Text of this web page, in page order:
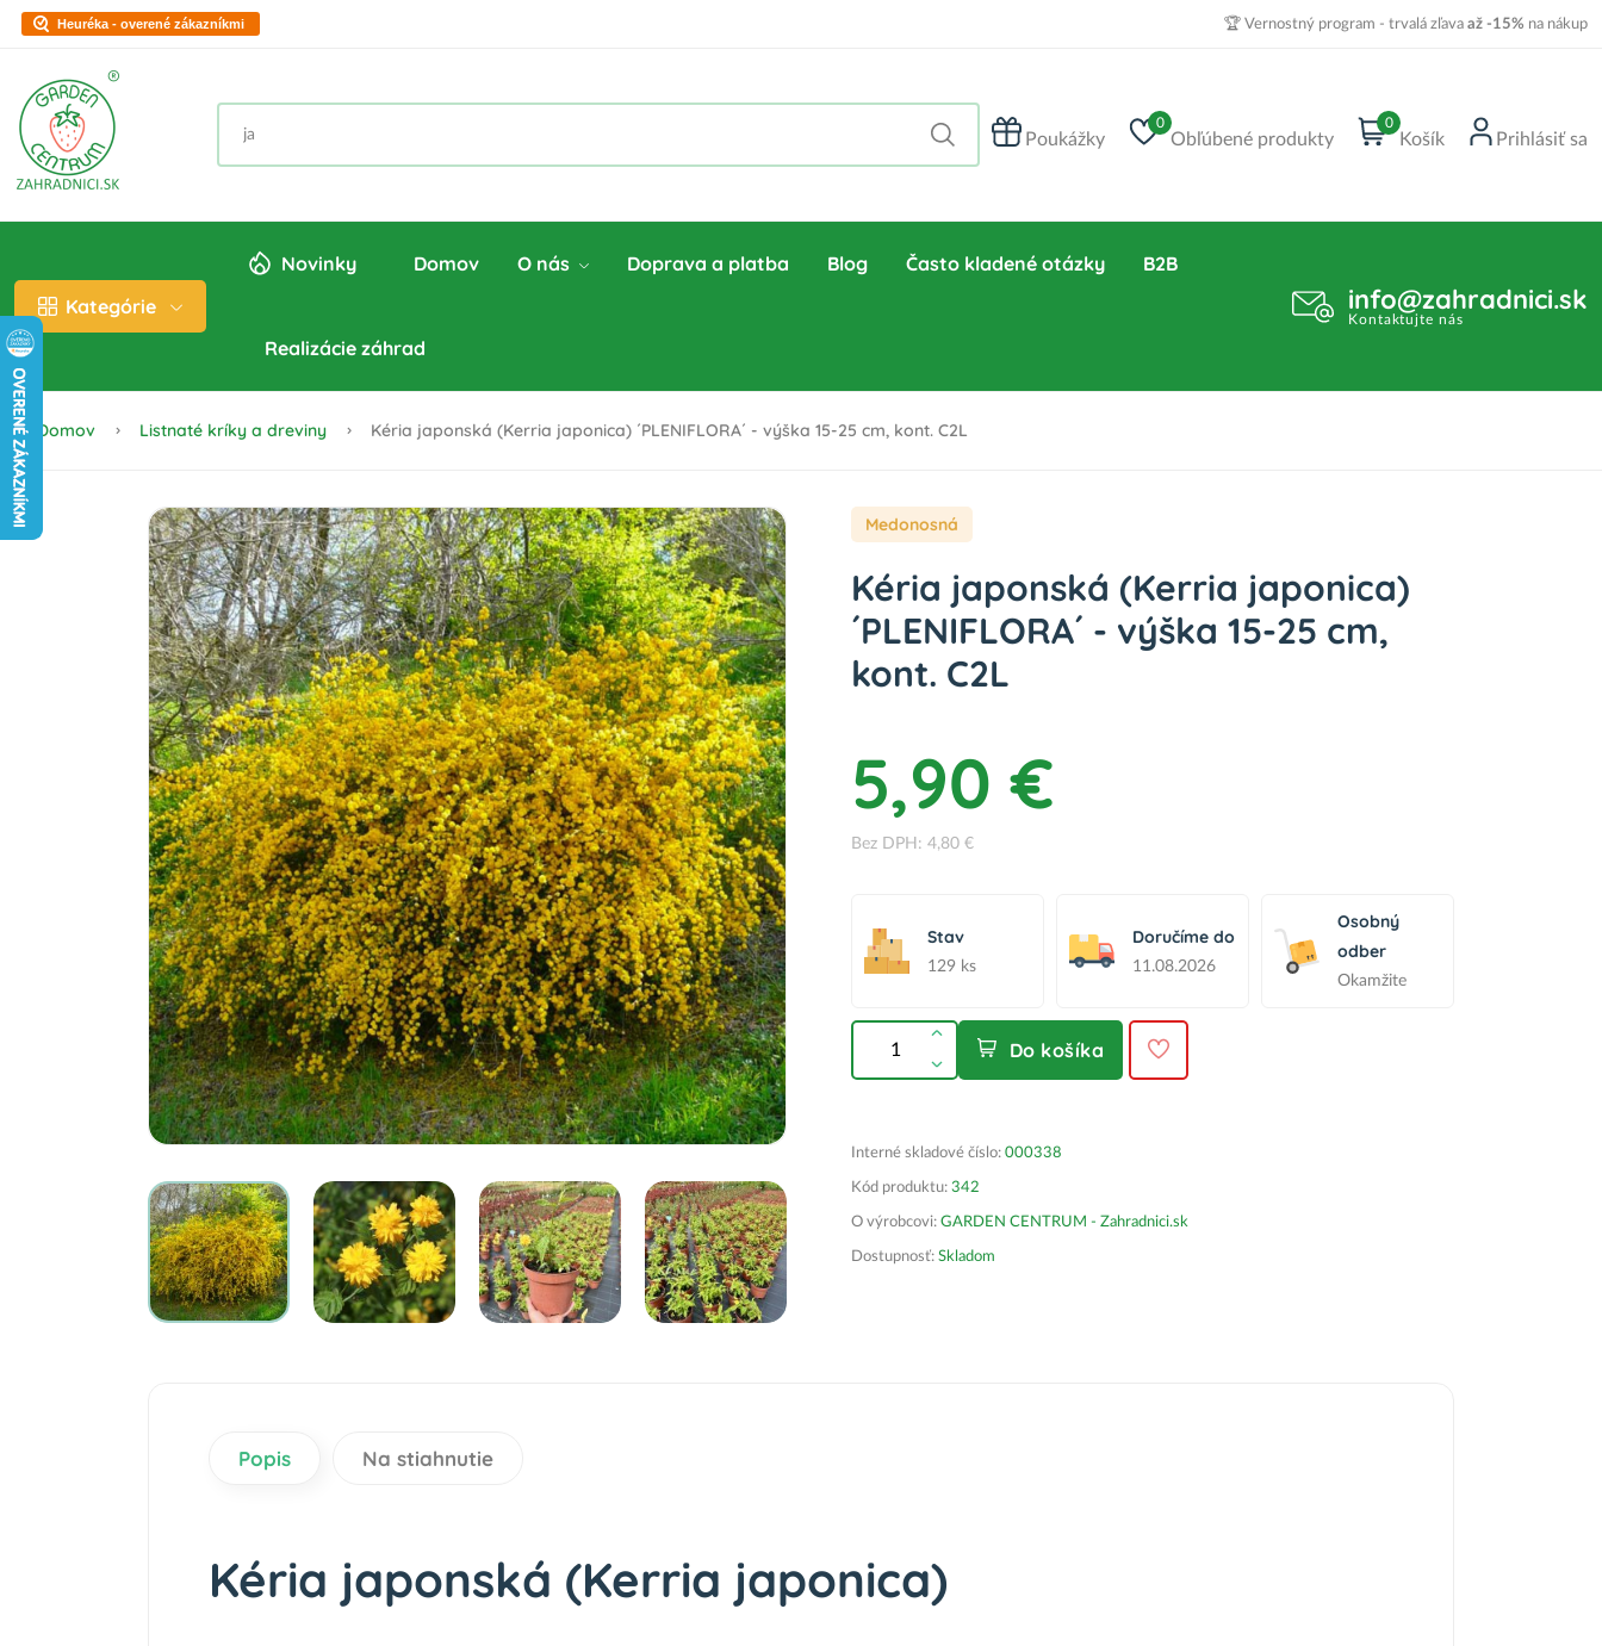
Heuréka - overené zákazníkmi 🏆 Vernostný program - trvalá zľava až -15% na nákup
Poukážky
0
Obľúbené produkty
0
Košík Prihlásiť sa
Kategórie
Novinky Domov O nás Doprava a platba Blog Často kladené otázky B2B
Realizácie záhrad
info@zahradnici.sk
Kontaktujte nás
Domov Listnaté kríky a dreviny Kéria japonská (Kerria japonica) ´PLENIFLORA´ - výška 15-25 cm, kont. C2L
Medonosná
Kéria japonská (Kerria japonica)
´PLENIFLORA´ - výška 15-25 cm,
kont. C2L
5,90 €
Bez DPH: 4,80 €
Stav
129 ks
Doručíme do
11.08.2026
Osobný
odber
Okamžite
Do košíka
Interné skladové číslo: 000338
Kód produktu: 342
O výrobcovi: GARDEN CENTRUM - Zahradnici.sk
Dostupnosť: Skladom
Popis Na stiahnutie
Kéria japonská (Kerria japonica)